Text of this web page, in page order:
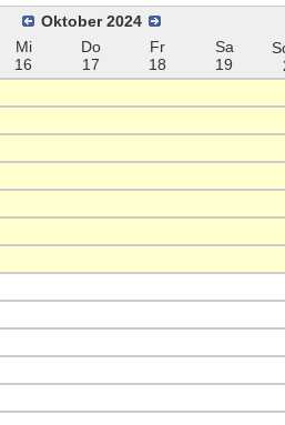
Oktober 2024
Mi
16
Do
17
Fr
18
Sa
19